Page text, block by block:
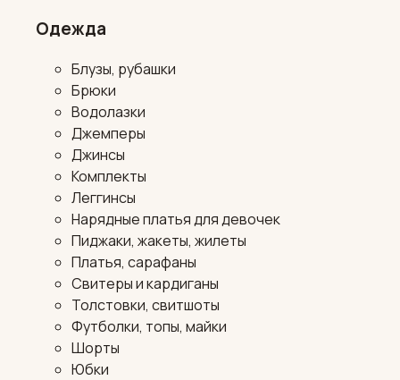
Одежда
Блузы, рубашки
Брюки
Водолазки
Джемперы
Джинсы
Комплекты
Леггинсы
Нарядные платья для девочек
Пиджаки, жакеты, жилеты
Платья, сарафаны
Свитеры и кардиганы
Толстовки, свитшоты
Футболки, топы, майки
Шорты
Юбки